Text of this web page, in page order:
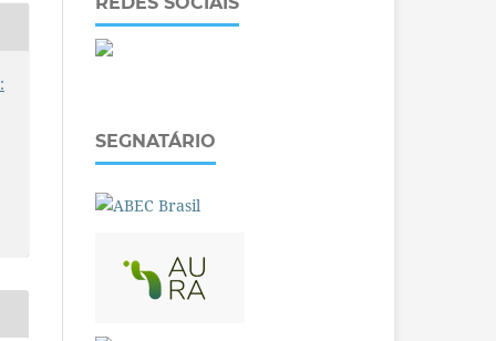
SEGNATÁRIO